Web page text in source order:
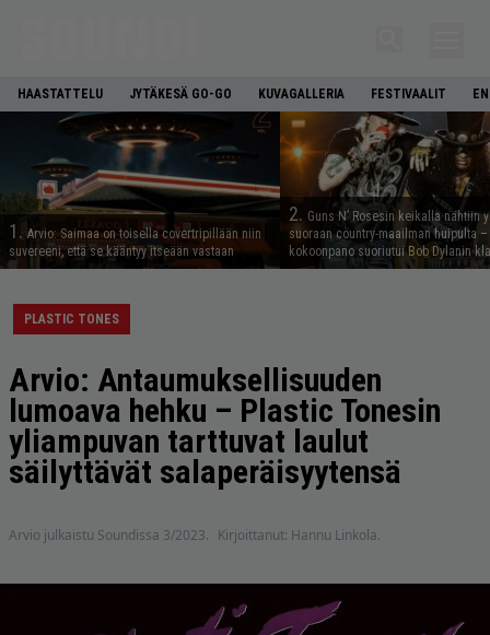
HAASTATTELU JYTÄKESÄ GO-GO KUVAGALLERIA FESTIVAALIT
1. Arvio: Saimaa on toisella covertripillään niin
suvereeni, että se kääntyy itseään vastaan
2. Guns N’ Rosesin keikalla nähtiin
suoraan country-maailman huipulta
kokoonpano suoriutui Bob Dylanin
PLASTIC TONES
Arvio: Antaumuksellisuuden
lumoava hehku – Plastic Tonesin
yliampuvan tarttuvat laulut
säilyttävät salaperäisyytensä
Arvio julkaistu Soundissa 3/2023. Kirjoittanut: Hannu Linkola.